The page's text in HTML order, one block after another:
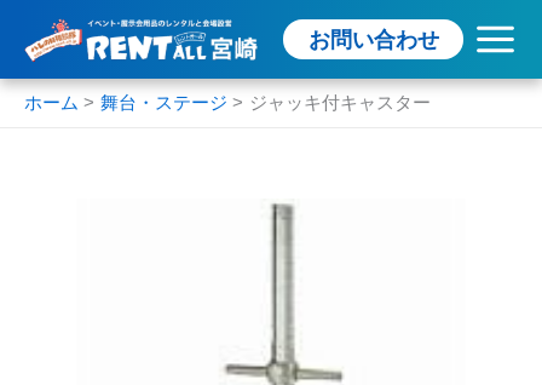
お問い合わせ
ホーム 舞台・ステージ ジャッキ付キャスター